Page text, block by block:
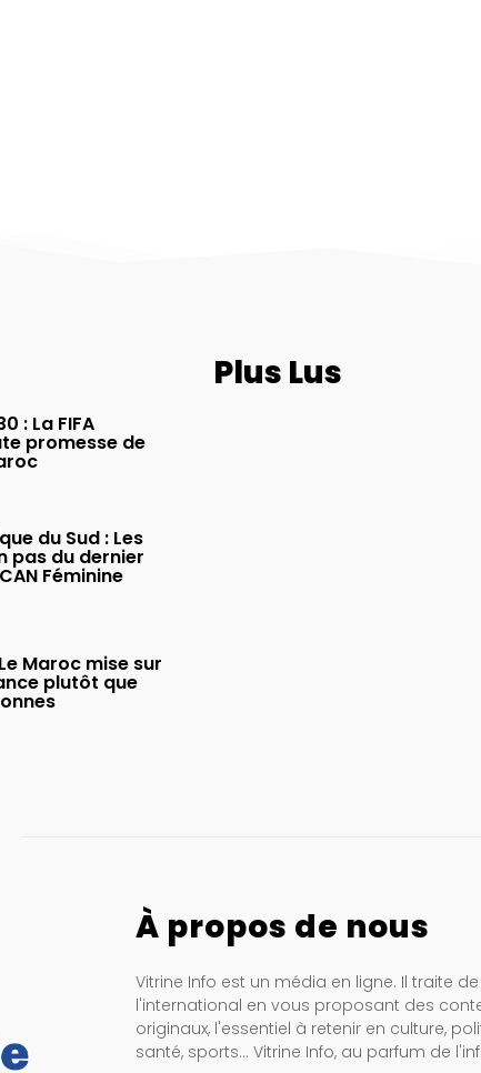
: La FIFA
promesse de
du Sud : Les
pas du dernier
Féminine
Maroc mise sur
plutôt que
Plus Lus
À propos de nous
Vitrine Info est un média en ligne. Il traite
l'international en vous proposant des
originaux, l'essentiel à retenir en culture,
santé, sports… Vitrine Info, au parfum de